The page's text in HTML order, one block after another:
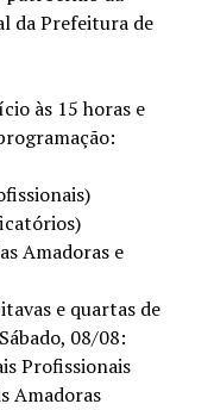
da Prefeitura de
às 15 horas e
Amadoras e
e quartas de
08/08:
Profissionais
Amadoras